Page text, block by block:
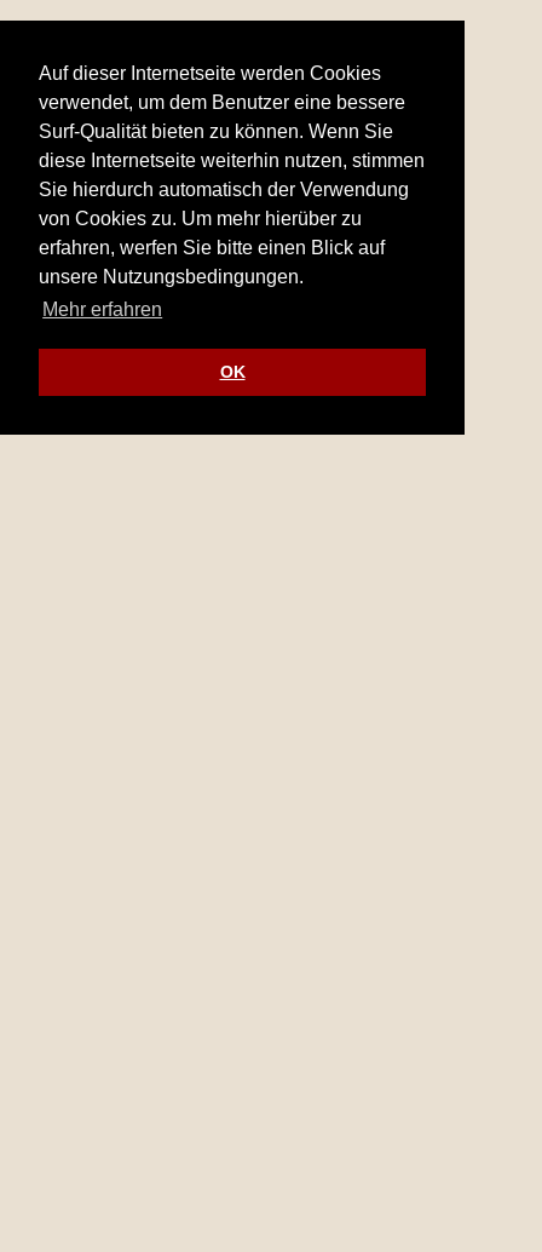
Auf dieser Internetseite werden Cookies
verwendet, um dem Benutzer eine bessere
Surf-Qualität bieten zu können. Wenn Sie
diese Internetseite weiterhin nutzen, stimmen
Sie hierdurch automatisch der Verwendung
von Cookies zu. Um mehr hierüber zu
erfahren, werfen Sie bitte einen Blick auf
unsere Nutzungsbedingungen.
Mehr erfahren
OK